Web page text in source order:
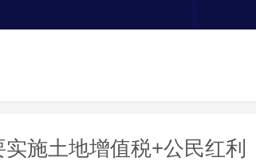
施土地增值税+公民红利